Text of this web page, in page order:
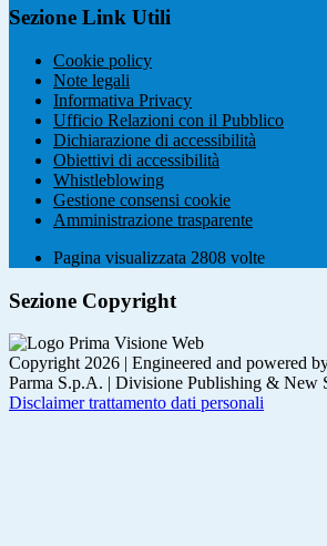
Sezione Link Utili
Cookie policy
Note legali
Informativa Privacy
Ufficio Relazioni con il Pubblico
Dichiarazione di accessibilità
Obiettivi di accessibilità
Whistleblowing
Gestione consensi cookie
Amministrazione trasparente
Pagina visualizzata 2808 volte
Sezione Copyright
Copyright 2026 | Engineered and powered
Parma S.p.A. | Divisione Publishing & New
Disclaimer trattamento dati personali